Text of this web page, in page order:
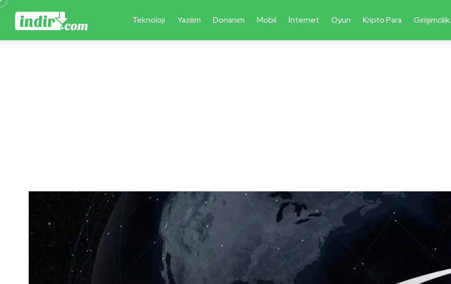
Teknoloji Yazılım Donanım Mobil İnternet Oyun Kripto Para Girişimcilik